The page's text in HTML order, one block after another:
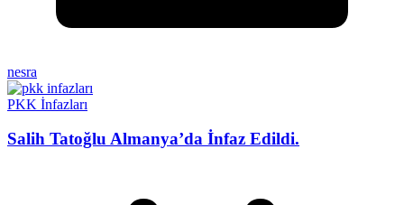
nesra
PKK İnfazları
Salih Tatoğlu Almanya’da İnfaz Edildi.